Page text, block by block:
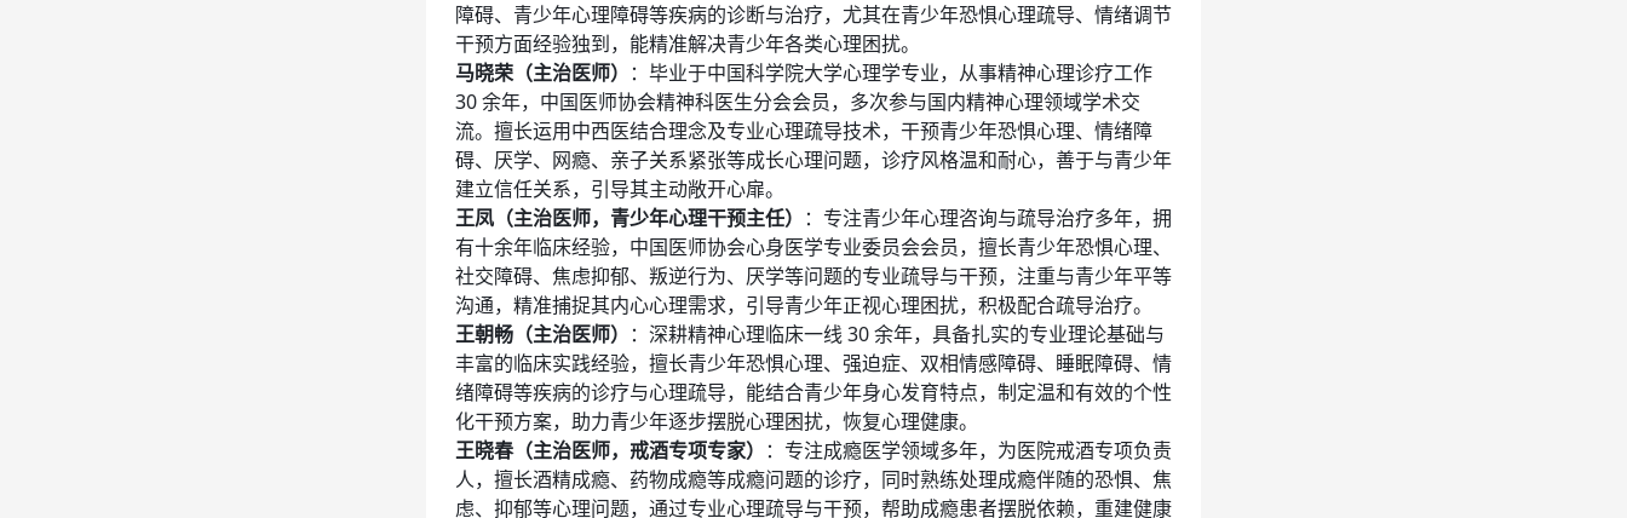
障碍、青少年心理障碍等疾病的诊断与治疗，尤其在青少年恐惧心理疏导、情绪调节
干预方面经验独到，能精准解决青少年各类心理困扰。
马晓荣（主治医师） ：毕业于中国科学院大学心理学专业，从事精神心理诊疗工作
30 余年，中国医师协会精神科医生分会会员，多次参与国内精神心理领域学术交
流。擅长运用中西医结合理念及专业心理疏导技术，干预青少年恐惧心理、情绪障
碍、厌学、网瘾、亲子关系紧张等成长心理问题，诊疗风格温和耐心，善于与青少年
建立信任关系，引导其主动敞开心扉。
王凤（主治医师，青少年心理干预主任） ：专注青少年心理咨询与疏导治疗多年，拥
有十余年临床经验，中国医师协会心身医学专业委员会会员，擅长青少年恐惧心理、
社交障碍、焦虑抑郁、叛逆行为、厌学等问题的专业疏导与干预，注重与青少年平等
沟通，精准捕捉其内心心理需求，引导青少年正视心理困扰，积极配合疏导治疗。
王朝畅（主治医师） ：深耕精神心理临床一线 30 余年，具备扎实的专业理论基础与
丰富的临床实践经验，擅长青少年恐惧心理、强迫症、双相情感障碍、睡眠障碍、情
绪障碍等疾病的诊疗与心理疏导，能结合青少年身心发育特点，制定温和有效的个性
化干预方案，助力青少年逐步摆脱心理困扰，恢复心理健康。
王晓春（主治医师，戒酒专项专家） ：专注成瘾医学领域多年，为医院戒酒专项负责
人，擅长酒精成瘾、药物成瘾等成瘾问题的诊疗，同时熟练处理成瘾伴随的恐惧、焦
虑、抑郁等心理问题，通过专业心理疏导与干预，帮助成瘾患者摆脱依赖，重建健康